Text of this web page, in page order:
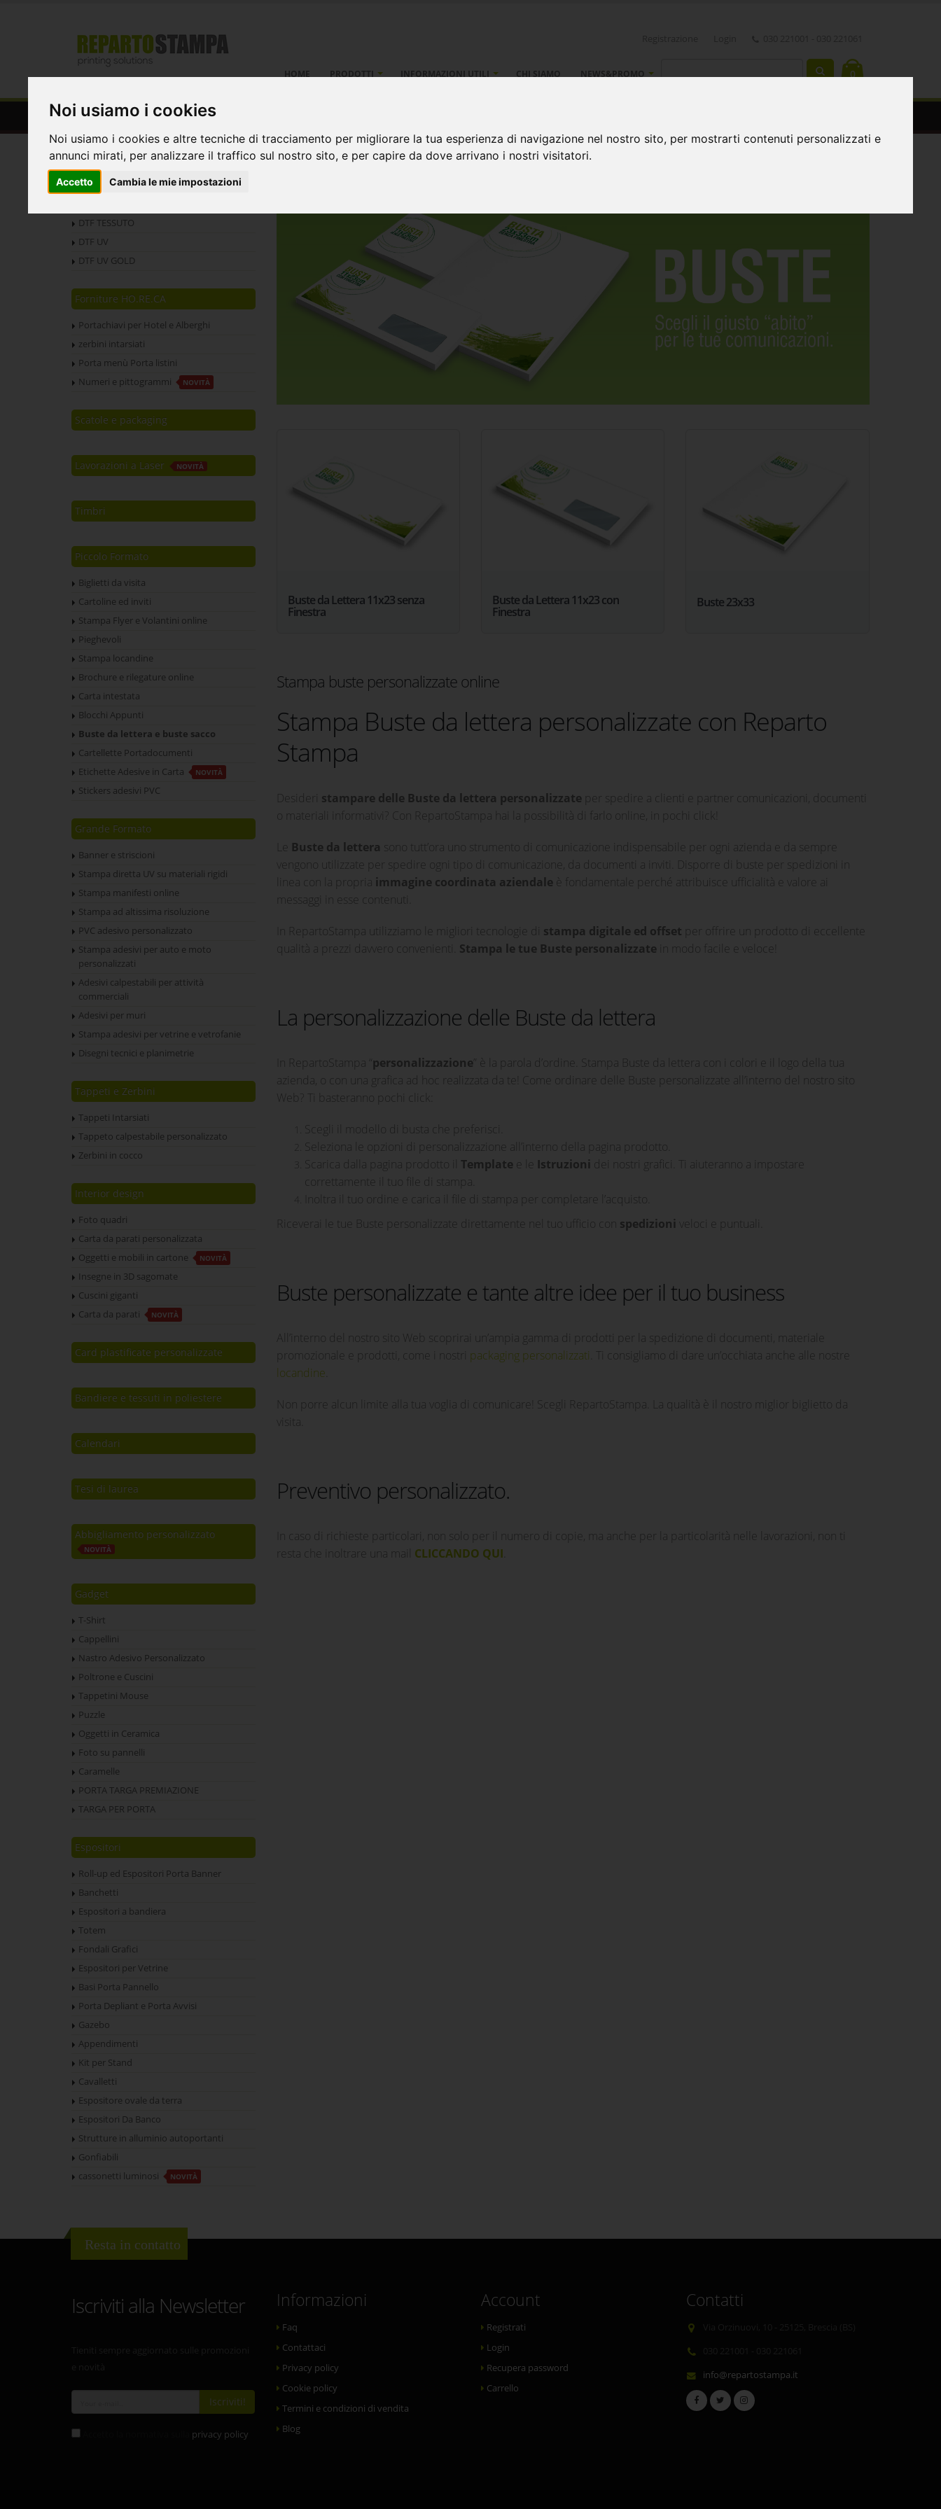
Noi usiamo i cookies
Noi usiamo i cookies e altre tecniche di tracciamento per migliorare la tua esperienza di navigazione nel nostro sito, per mostrarti contenuti personalizzati e
annunci mirati, per analizzare il traffico sul nostro sito, e per capire da dove arrivano i nostri visitatori.
Accetto Cambia le mie impostazioni
0
HOME PRODOTTI INFORMAZIONI UTILI CHI SIAMO NEWS&PROMO
Buste da lettera personalizzate
Home Piccolo Formato Buste da lettera e buste sacco
DTF
DTF TESSUTO
DTF UV
DTF UV GOLD
Forniture HO.RE.CA
Portachiavi per Hotel e Alberghi
zerbini intarsiati
Porta menù Porta listini
Numeri e pittogrammi
NOVITÀ
Scatole e packaging
Lavorazioni a Laser NOVITÀ
Timbri
Piccolo Formato
Biglietti da visita
Cartoline ed inviti
Stampa Flyer e Volantini online
Pieghevoli
Stampa locandine
Brochure e rilegature online
Carta intestata
Blocchi Appunti
Buste da lettera e buste sacco
Cartellette Portadocumenti
Etichette Adesive in Carta
NOVITÀ
Stickers adesivi PVC
Grande Formato
Banner e striscioni
Stampa diretta UV su materiali rigidi
Stampa manifesti online
Stampa ad altissima risoluzione
PVC adesivo personalizzato
Stampa adesivi per auto e moto
personalizzati
Adesivi calpestabili per attività
commerciali
Adesivi per muri
Stampa adesivi per vetrine e vetrofanie
Disegni tecnici e planimetrie
Tappeti e Zerbini
Tappeti Intarsiati
Tappeto calpestabile personalizzato
Zerbini in cocco
Interior design
Foto quadri
Carta da parati personalizzata
Oggetti e mobili in cartone
NOVITÀ
Insegne in 3D sagomate
Cuscini giganti
Carta da parati
NOVITÀ
Card plastificate personalizzate
Bandiere e tessuti in poliestere
Calendari
Tesi di laurea
Abbigliamento personalizzato
NOVITÀ
Gadget
T-Shirt
Cappellini
Nastro Adesivo Personalizzato
Poltrone e Cuscini
Tappetini Mouse
Puzzle
Oggetti in Ceramica
Foto su pannelli
Caramelle
PORTA TARGA PREMIAZIONE
TARGA PER PORTA
Espositori
Roll-up ed Espositori Porta Banner
Banchetti
Espositori a bandiera
Totem
Fondali Grafici
Espositori per Vetrine
Basi Porta Pannello
Porta Depliant e Porta Avvisi
Gazebo
Appendimenti
Kit per Stand
Cavalletti
Espositore ovale da terra
Espositori Da Banco
Strutture in alluminio autoportanti
Gonfiabili
cassonetti luminosi
NOVITÀ
Buste da Lettera 11x23 senza
Finestra
Buste da Lettera 11x23 con
Finestra
Buste 23x33
Stampa buste personalizzate online
Stampa Buste da lettera personalizzate con Reparto
Stampa
Desideri stampare delle Buste da lettera personalizzate per spedire a clienti e partner comunicazioni, documenti
o materiali informativi? Con RepartoStampa hai la possibilità di farlo online, in pochi click!
Le Buste da lettera sono tutt’ora uno strumento di comunicazione indispensabile per ogni azienda e da sempre
vengono utilizzate per spedire ogni tipo di comunicazione, da documenti a inviti. Disporre di buste per spedizioni in
linea con la propria immagine coordinata aziendale è fondamentale perché attribuisce ufficialità e valore ai
messaggi in esse contenuti.
In RepartoStampa utilizziamo le migliori tecnologie di stampa digitale ed offset per offrire un prodotto di eccellente
qualità a prezzi davvero convenienti. Stampa le tue Buste personalizzate in modo facile e veloce!
La personalizzazione delle Buste da lettera
In RepartoStampa “ personalizzazione” è la parola d’ordine. Stampa Buste da lettera con i colori e il logo della tua
azienda, o con una grafica ad hoc realizzata da te! Come ordinare delle Buste personalizzate all’interno del nostro sito
Web? Ti basteranno pochi click:
Scegli il modello di busta che preferisci.
Seleziona le opzioni di personalizzazione all’interno della pagina prodotto.
Scarica dalla pagina prodotto il Template e le Istruzioni dei nostri grafici. Ti aiuteranno a impostare
correttamente il tuo file di stampa.
Inoltra il tuo ordine e carica il file di stampa per completare l’acquisto.
Riceverai le tue Buste personalizzate direttamente nel tuo ufficio con spedizioni veloci e puntuali.
Buste personalizzate e tante altre idee per il tuo business
All’interno del nostro sito Web scoprirai un’ampia gamma di prodotti per la spedizione di documenti, materiale
promozionale e prodotti, come i nostri packaging personalizzati . Ti consigliamo di dare un’occhiata anche alle nostre
locandine
Non porre alcun limite alla tua voglia di comunicare! Scegli RepartoStampa. La qualità è il nostro miglior biglietto da
visita.
Preventivo personalizzato.
In caso di richieste particolari, non solo per il numero di copie, ma anche per la particolarità nelle lavorazioni, non ti
resta che inoltrare una mail CLICCANDO QUI
Resta in contatto
Iscriviti alla Newsletter
Iscriviti!
privacy policy
Informazioni
Faq
Contattaci
Privacy policy
Cookie policy
Termini e condizioni di vendita
Blog
Account
Registrati
Login
Recupera password
Carrello
Contatti
info@repartostampa.it